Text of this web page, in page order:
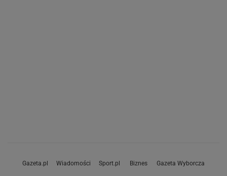
Gazeta.pl Wiadomości Sport.pl Biznes Gazeta Wyborcza